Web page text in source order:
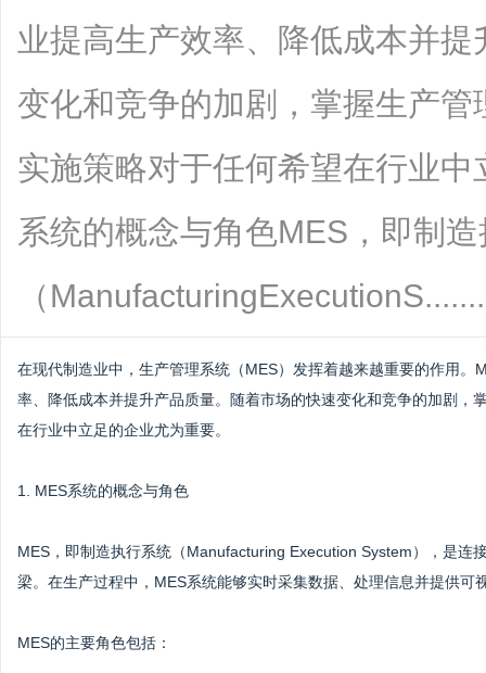
业提高生产效率、降低成本并
变化和竞争的加剧，掌握生产
实施策略对于任何希望在行业
系统的概念与角色MES，即制
（
在现代制造业中，生产管理系统（MES）发挥着越来越重要的作用
率、降低成本并提升产品质量。随着市场的快速变化和竞争的加剧，
在行业中立足的企业尤为重要。
1. MES系统的概念与角色
MES，即制造执行系统（Manufacturing Execution System），是连
梁。在生产过程中，MES系统能够实时采集数据、处理信息并提供
MES的主要角色包括：